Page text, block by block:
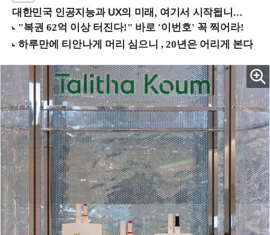
대한민국 인공지능과 UX의 미래, 여기서 시작됩니다! (9/2 강남역)